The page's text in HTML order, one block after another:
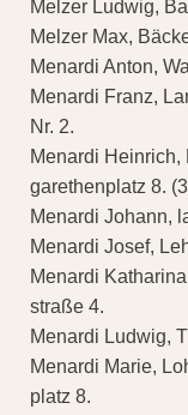
Melzer Ludwig,
Melzer Max,
Menardi Anton,
Menardi Franz,
Nr. 2.
Menardi Heinrich,
garethenplatz 8.
Menardi Johann,
Menardi Josef,
Menardi
straße 4.
Menardi Ludwig,
Menardi Marie,
platz 8.